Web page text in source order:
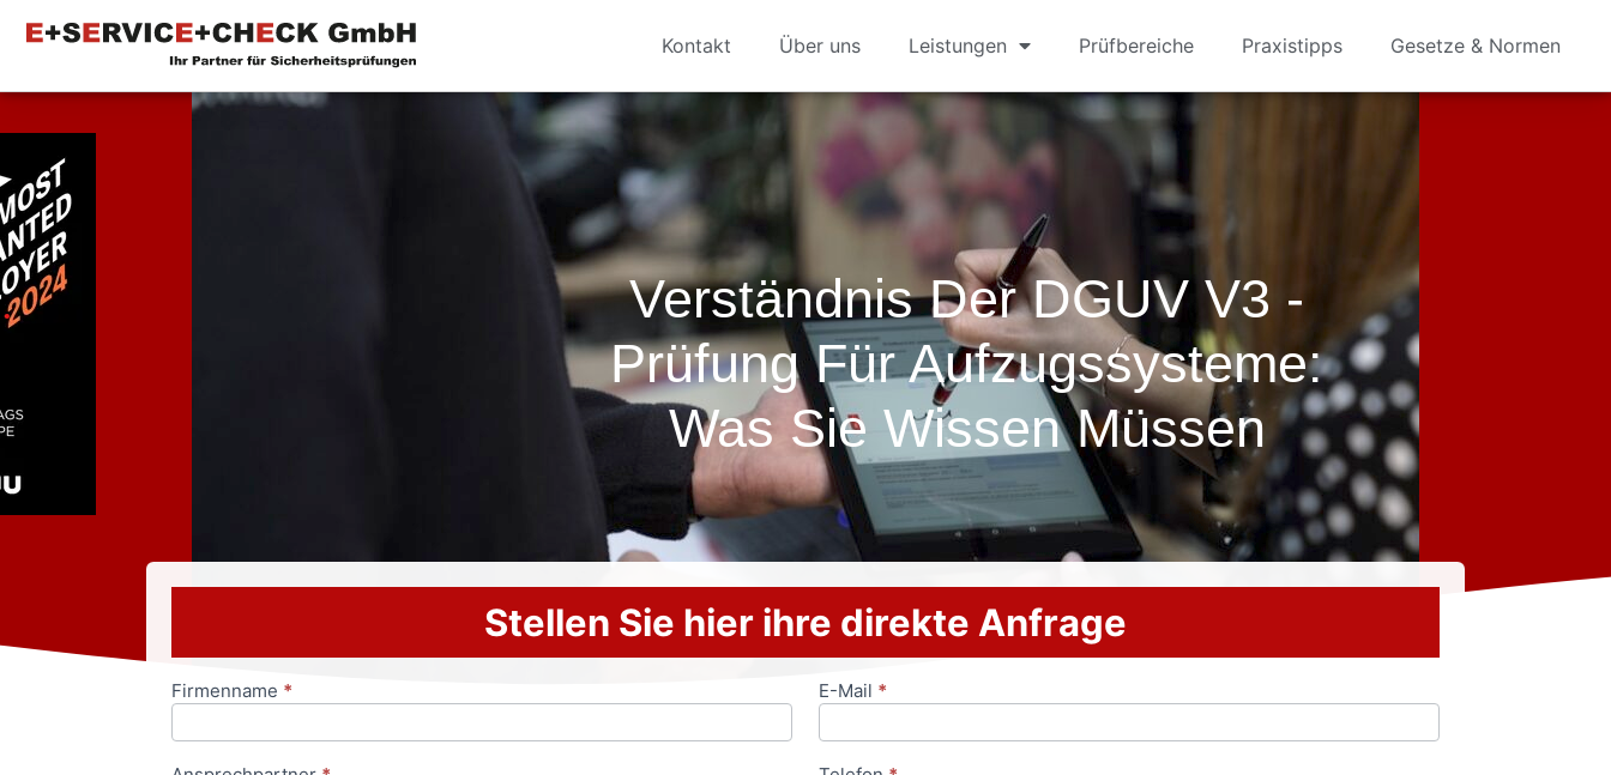
Kontakt Über uns Leistungen Prüfbereiche Praxistipps Gesetze & Normen
Verständnis Der DGUV V3 -
Prüfung Für Aufzugssysteme:
Was Sie Wissen Müssen
Stellen Sie hier ihre direkte Anfrage
Anfrageformular
Firmenname * E-Mail *